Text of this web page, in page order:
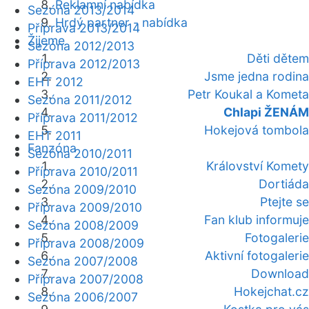
Reklamní nabídka
Hrdý partner - nabídka
Žijeme
Děti dětem
Jsme jedna rodina
Petr Koukal a Kometa
Chlapi ŽENÁM
Hokejová tombola
Fanzóna
Království Komety
Dortiáda
Ptejte se
Fan klub informuje
Fotogalerie
Aktivní fotogalerie
Download
Hokejchat.cz
Sezóna 2013/2014
Příprava 2013/2014
Sezóna 2012/2013
Příprava 2012/2013
EHT 2012
Sezóna 2011/2012
Příprava 2011/2012
EHT 2011
Sezóna 2010/2011
Příprava 2010/2011
Sezóna 2009/2010
Příprava 2009/2010
Sezóna 2008/2009
Příprava 2008/2009
Sezóna 2007/2008
Příprava 2007/2008
Sezóna 2006/2007